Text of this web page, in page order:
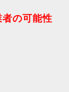
の可能性